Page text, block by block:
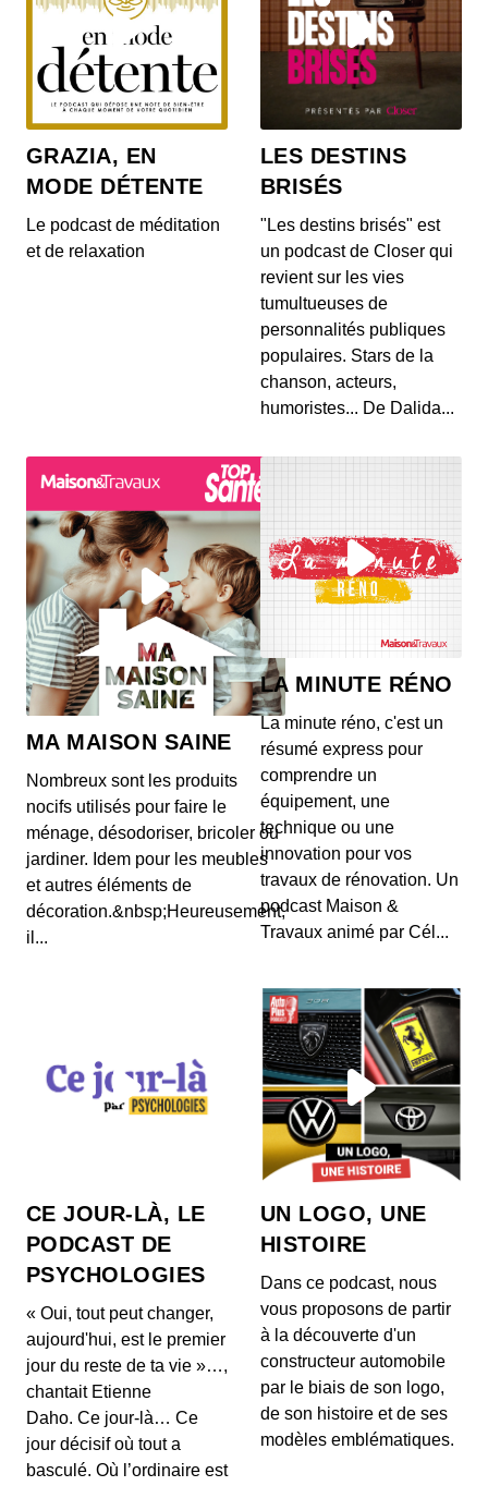
GRAZIA, EN
MODE DÉTENTE
Le podcast de méditation
et de relaxation
LES DESTINS
BRISÉS
"Les destins brisés" est
un podcast de Closer qui
revient sur les vies
tumultueuses de
personnalités publiques
populaires. Stars de la
chanson, acteurs,
humoristes... De Dalida...
MA MAISON SAINE
Nombreux sont les produits
nocifs utilisés pour faire le
ménage, désodoriser, bricoler ou
jardiner. Idem pour les meubles
et autres éléments de
décoration.&nbsp;Heureusement,
il...
LA MINUTE RÉNO
La minute réno, c'est un
résumé express pour
comprendre un
équipement, une
technique ou une
innovation pour vos
travaux de rénovation. Un
podcast Maison &
Travaux animé par Cél...
CE JOUR-LÀ, LE
PODCAST DE
PSYCHOLOGIES
« Oui, tout peut changer,
aujourd'hui, est le premier
jour du reste de ta vie »…,
chantait Etienne
Daho. Ce jour-là… Ce
jour décisif où tout a
basculé. Où l’ordinaire est
UN LOGO, UNE
HISTOIRE
Dans ce podcast, nous
vous proposons de partir
à la découverte d'un
constructeur automobile
par le biais de son logo,
de son histoire et de ses
modèles emblématiques.